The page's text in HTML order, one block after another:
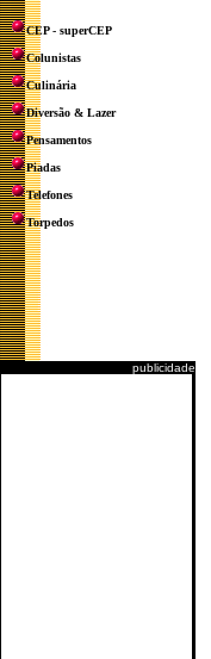
CEP - superCEP
Colunistas
Culinária
Diversão & Lazer
Pensamentos
Piadas
Telefones
Torpedos
publicidade